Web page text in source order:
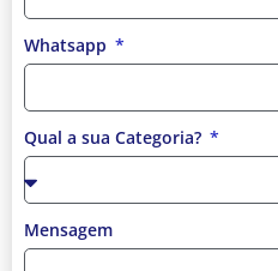
Whatsapp
Qual a sua Categoria?
Mensagem